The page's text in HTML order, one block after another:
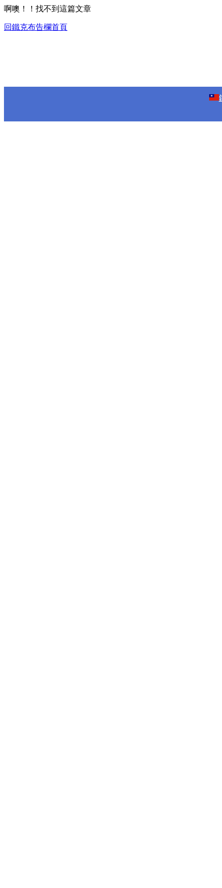
啊噢！！找不到這篇文章
回鐵克布告欄首頁